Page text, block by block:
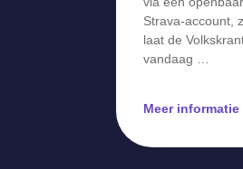
Strava-account,
laat de
vandaag …
Meer informatie